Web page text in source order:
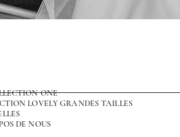
ONE
LOVELY GRANDES TAILLES
DE NOUS